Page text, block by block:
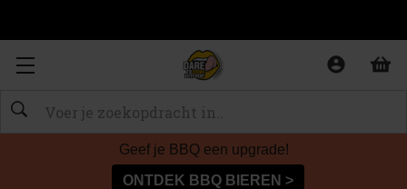
Zoeken
Geef je BBQ een upgrade!
ONTDEK BBQ BIEREN >